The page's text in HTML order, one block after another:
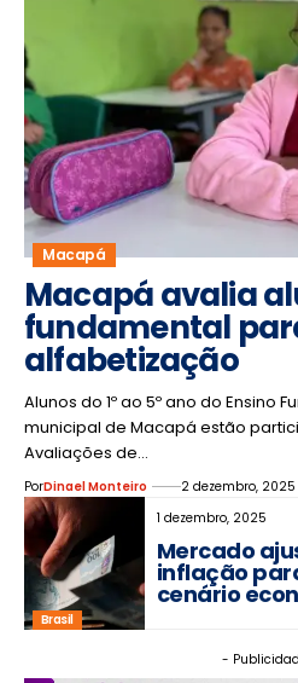
Macapá
Macapá avalia
fundamental
alfabetização
Alunos do 1º ao 5º ano do Ensino
municipal de Macapá estão
Avaliações de…
PorDinael Monteiro
2 dezembro, 2025
1 dezembro, 2025
Mercado
inflação
cenário
Brasil
-